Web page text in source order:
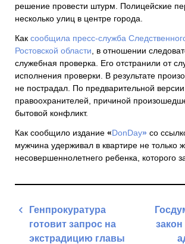
решение провести штурм. Полицейские
несколько улиц в центре города.
Как сообщила пресс-служба
Ростовской области , в отношении
служебная проверка. Его отстранили от
исполнения проверки. В результате
не пострадал. По предварительной версии
правоохранителей, причиной
бытовой конфликт.
Как сообщило издание «DonDay» со
мужчина удерживал в квартире не только
несовершеннолетнего ребенка, которого
Навигация
записям
Генпрокуратура
готовит запрос на
экстрадицию главы